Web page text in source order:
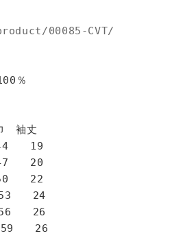
00085-CVT/
％
丈
19
20
22
24
26
26